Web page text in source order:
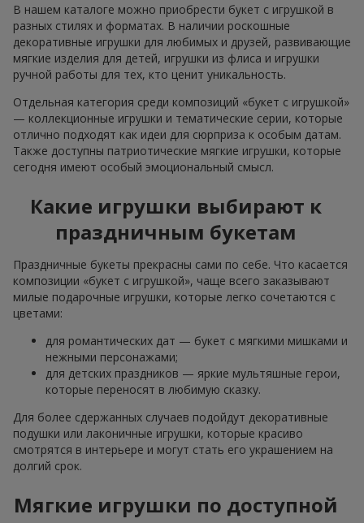
В нашем каталоге можно приобрести букет с игрушкой в
разных стилях и форматах. В наличии роскошные
декоративные игрушки для любимых и друзей, развивающие
мягкие изделия для детей, игрушки из флиса и игрушки
ручной работы для тех, кто ценит уникальность.
Отдельная категория среди композиций «букет с игрушкой»
— коллекционные игрушки и тематические серии, которые
отлично подходят как идеи для сюрприза к особым датам.
Также доступны патриотические мягкие игрушки, которые
сегодня имеют особый эмоциональный смысл.
Какие игрушки выбирают к
праздничным букетам
Праздничные букеты прекрасны сами по себе. Что касается
композиции «букет с игрушкой», чаще всего заказывают
милые подарочные игрушки, которые легко сочетаются с
цветами:
для романтических дат — букет с мягкими мишками и
нежными персонажами;
для детских праздников — яркие мультяшные герои,
которые переносят в любимую сказку.
Для более сдержанных случаев подойдут декоративные
подушки или лаконичные игрушки, которые красиво
смотрятся в интерьере и могут стать его украшением на
долгий срок.
Мягкие игрушки по доступной